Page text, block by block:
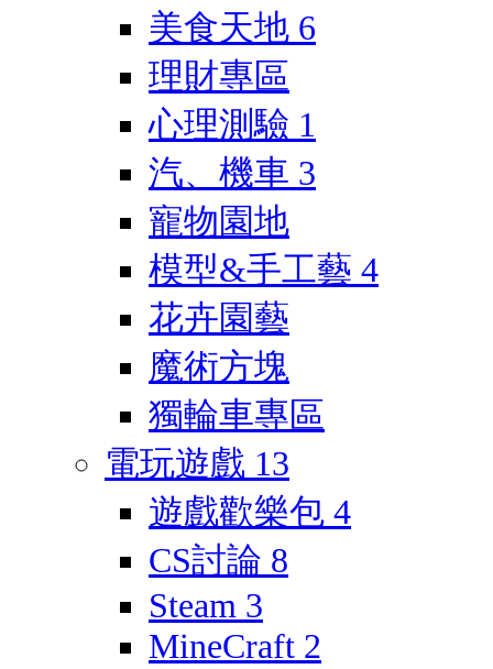
美食天地 6
理財專區
心理測驗 1
汽、機車 3
寵物園地
模型&手工藝 4
花卉園藝
魔術方塊
獨輪車專區
電玩遊戲 13
遊戲歡樂包 4
CS討論 8
Steam 3
MineCraft 2